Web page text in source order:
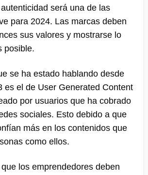
será una de las
para 2024. Las marcas deben
sus valores y mostrarse lo
posible.
se ha estado hablando desde
es el de User Generated Content
por usuarios que ha cobrado
sociales. Esto debido a que
más en los contenidos que
como ellos.
los emprendedores deben